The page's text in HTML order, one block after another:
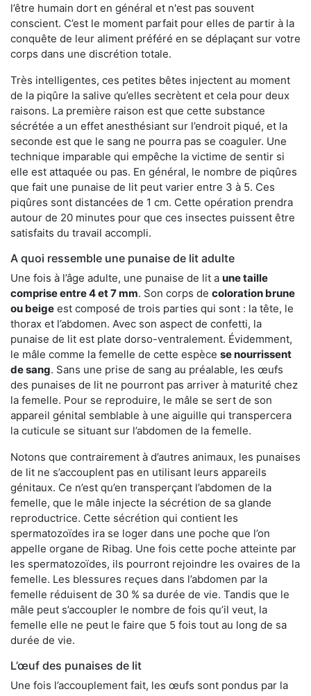
l’être humain dort en général et n'est pas souvent
conscient. C’est le moment parfait pour elles de partir à la
conquête de leur aliment préféré en se déplaçant sur votre
corps dans une discrétion totale.
Très intelligentes, ces petites bêtes injectent au moment
de la piqûre la salive qu’elles secrètent et cela pour deux
raisons. La première raison est que cette substance
sécrétée a un effet anesthésiant sur l’endroit piqué, et la
seconde est que le sang ne pourra pas se coaguler. Une
technique imparable qui empêche la victime de sentir si
elle est attaquée ou pas. En général, le nombre de piqûres
que fait une punaise de lit peut varier entre 3 à 5. Ces
piqûres sont distancées de 1 cm. Cette opération prendra
autour de 20 minutes pour que ces insectes puissent être
satisfaits du travail accompli.
A quoi ressemble une punaise de lit adulte
Une fois à l’âge adulte, une punaise de lit a une taille
comprise entre 4 et 7 mm. Son corps de coloration brune
ou beige est composé de trois parties qui sont : la tête, le
thorax et l’abdomen. Avec son aspect de confetti, la
punaise de lit est plate dorso-ventralement. Évidemment,
le mâle comme la femelle de cette espèce se nourrissent
de sang. Sans une prise de sang au préalable, les œufs
des punaises de lit ne pourront pas arriver à maturité chez
la femelle. Pour se reproduire, le mâle se sert de son
appareil génital semblable à une aiguille qui transpercera
la cuticule se situant sur l’abdomen de la femelle.
Notons que contrairement à d’autres animaux, les punaises
de lit ne s’accouplent pas en utilisant leurs appareils
génitaux. Ce n’est qu’en transperçant l’abdomen de la
femelle, que le mâle injecte la sécrétion de sa glande
reproductrice. Cette sécrétion qui contient les
spermatozoïdes ira se loger dans une poche que l’on
appelle organe de Ribag. Une fois cette poche atteinte par
les spermatozoïdes, ils pourront rejoindre les ovaires de la
femelle. Les blessures reçues dans l’abdomen par la
femelle réduisent de 30 % sa durée de vie. Tandis que le
mâle peut s’accoupler le nombre de fois qu’il veut, la
femelle elle ne peut le faire que 5 fois tout au long de sa
durée de vie.
L’œuf des punaises de lit
Une fois l’accouplement fait, les œufs sont pondus par la